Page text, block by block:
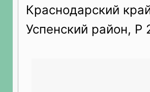
Краснодарский
Успенский район, Р